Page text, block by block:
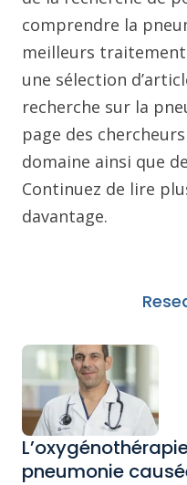
comprendre la
meilleurs
une sélection
recherche sur la
page des
domaine ainsi que
Continuez de lire
davantage.
pneumonie